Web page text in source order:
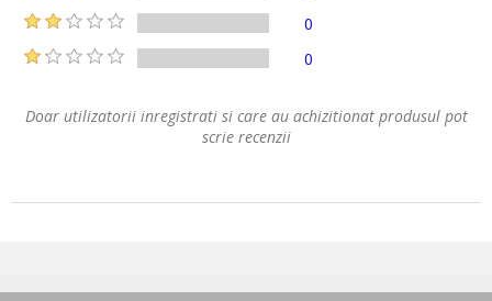
0
0
Doar utilizatorii inregistrati si care au achizitionat produsul pot
scrie recenzii